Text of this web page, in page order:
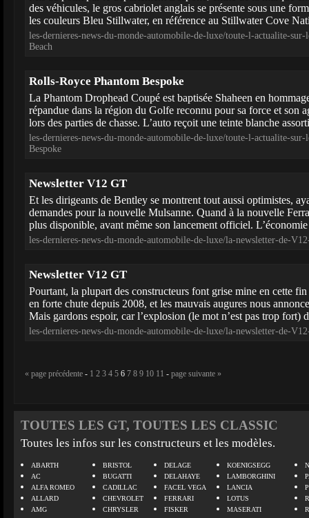
des véhicules, le gros cabriolet anglais se présente sous une
les couleurs Bleu Stillwater, en référence au Stillwater Cove
les-dernieres-news-du-monde-automobile-de-luxe/toute-l-actualite-
Beach
Rolls-Royce Phantom Bespoke
La Phantom Drophead Coupé est baptisée Shaheen en
répandue dans la région du Golfe reconnu pour sa force et son
lors des parties de chasse. L’auto reçoit une teinte blanche
les-dernieres-news-du-monde-automobile-de-luxe/toute-l-actualite-
Bespoke
Newsletter V12 GT
Et les dirigeants de Bentley se montrent tout aussi optimistes,
demandes pour la nouvelle Mulsanne. Quand à la nouvelle
plus disponible, avant même son lancement officiel.
les-dernieres-news-du-monde-automobile-de-luxe/la-newsletter-de-
Newsletter V12 GT
Pourtant, la plupart des constructeurs font grise mine en cette fin
en forte chute depuis 2008, et les mauvais augures nous
Mais gardons espoir, car l’explosion (le mot n’est pas trop fort)
les-dernieres-news-du-monde-automobile-de-luxe/la-newsletter-de-
« page précédente - 1 2 3 4 5 6 7 8 9 10 11 - page suivante »
TOUTES LES GT, TOUTES LES CLASSIC
Toutes les infos sur les constructeurs et les modèles.
ABARTH
AC
ALFA ROMEO
ALLARD
AMG
BRISTOL
BUGATTI
CADILLAC
CHEVROLET
CHRYSLER
DELAGE
DELAHAYE
FACEL VEGA
FERRARI
FISKER
KOENIGSEGG
LAMBORGHINI
LANCIA
LOTUS
MASERATI